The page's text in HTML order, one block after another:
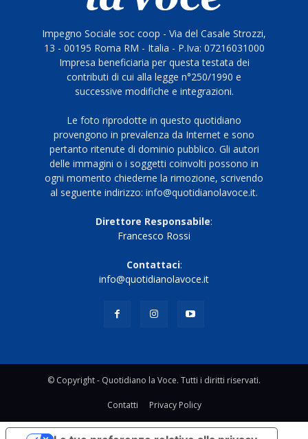
Impegno Sociale soc coop - Via del Casale Strozzi,
13 - 00195 Roma RM - Italia - P.Iva: 07216031000
Impresa beneficiaria per questa testata dei
contributi di cui alla legge n°250/1990 e
successive modifiche e integrazioni.
Le foto riprodotte in questo quotidiano
provengono in prevalenza da Internet e sono
pertanto ritenute di dominio pubblico. Gli autori
delle immagini o i soggetti coinvolti possono in
ogni momento chiederne la rimozione, scrivendo
al seguente indirizzo: info@quotidianolavoce.it.
Direttore Responsabile:
Francesco Rossi
Contattaci:
info@quotidianolavoce.it
© Copyright - Quotidiano la Voce. Tutti i diritti riservati.
Contatti Privacy Policy